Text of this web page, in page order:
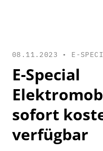
08.11.2023 • E-
E-Special
sofort
verfügbar